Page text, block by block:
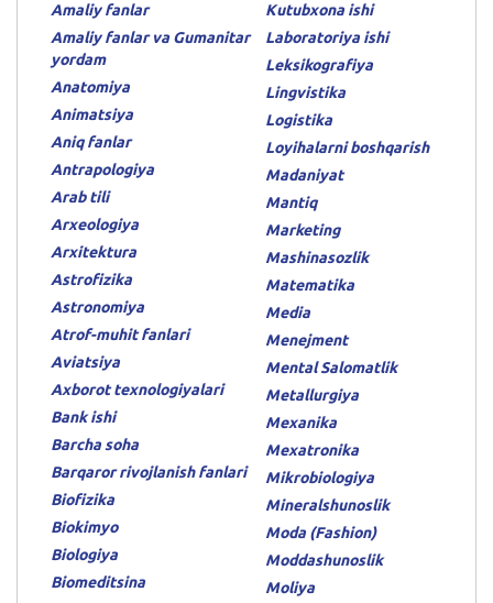
Amaliy fanlar
Amaliy fanlar va Gumanitar
yordam
Anatomiya
Animatsiya
Aniq fanlar
Antrapologiya
Arab tili
Arxeologiya
Arxitektura
Astrofizika
Astronomiya
Atrof-muhit fanlari
Aviatsiya
Axborot texnologiyalari
Bank ishi
Barcha soha
Barqaror rivojlanish fanlari
Biofizika
Biokimyo
Biologiya
Biomeditsina
Kutubxona ishi
Laboratoriya ishi
Leksikografiya
Lingvistika
Logistika
Loyihalarni boshqarish
Madaniyat
Mantiq
Marketing
Mashinasozlik
Matematika
Media
Menejment
Mental Salomatlik
Metallurgiya
Mexanika
Mexatronika
Mikrobiologiya
Mineralshunoslik
Moda (Fashion)
Moddashunoslik
Moliya